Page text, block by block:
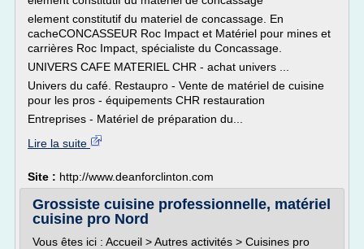
element constitutif du materiel de concassage. En
cacheCONCASSEUR Roc Impact et Matériel pour mines et
carrières Roc Impact, spécialiste du Concassage.
UNIVERS CAFE MATERIEL CHR - achat univers ...
Univers du café. Restaupro - Vente de matériel de cuisine
pour les pros - équipements CHR restauration
Entreprises - Matériel de préparation du...
Lire la suite
Site : http://www.deanforclinton.com
Grossiste cuisine professionnelle, matériel
cuisine pro Nord
Vous êtes ici : Accueil > Autres activités > Cuisines pro